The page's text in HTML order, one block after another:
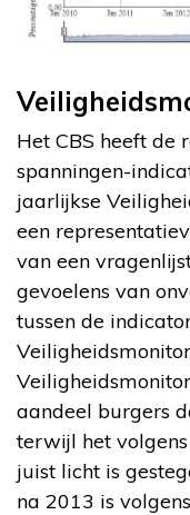
Het CBS heeft de
spanningen-
jaarlijkse
een
van een
gevoelens van
tussen de
aandeel burgers
terwijl het
juist licht is
na 2013 is